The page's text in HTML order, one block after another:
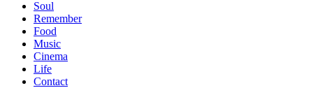
Soul
Remember
Food
Music
Cinema
Life
Contact